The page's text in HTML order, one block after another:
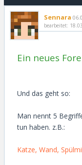
Sennara
bearbeitet:
Ein neues
Und das geht so:
Man nennt 5
tun haben. z.B.:
Katze, Wand,